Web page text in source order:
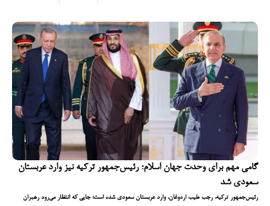
گامی مهم برای وحدت جهان اسلام؛ رئیس‌جمهور ترکیه نیز وارد عربستان
سعودی شد
رئیس‌جمهور ترکیه، رجب طیب اردوغان، وارد عربستان سعودی شده است؛ جایی که انتظار می‌رود رهبران